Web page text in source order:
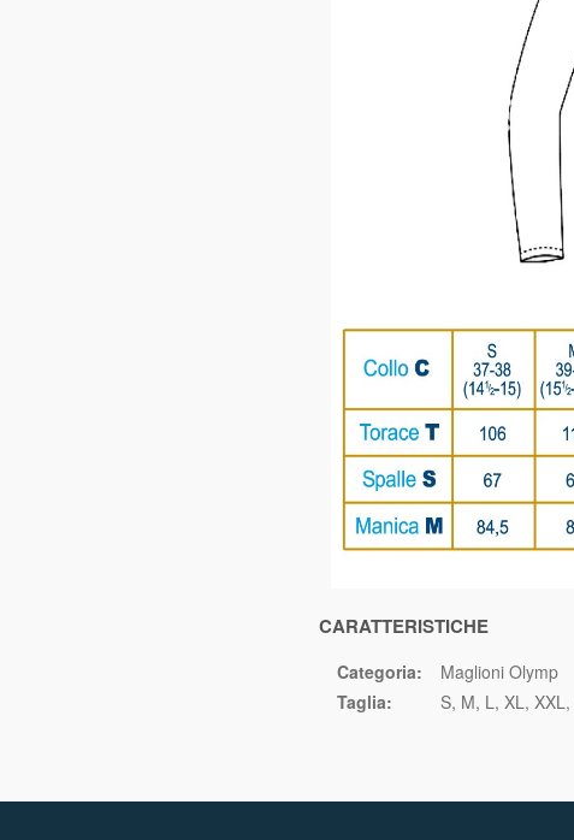
CARATTERISTICHE
Categoria:
Maglioni Olymp
Taglia:
S M L XL XXL